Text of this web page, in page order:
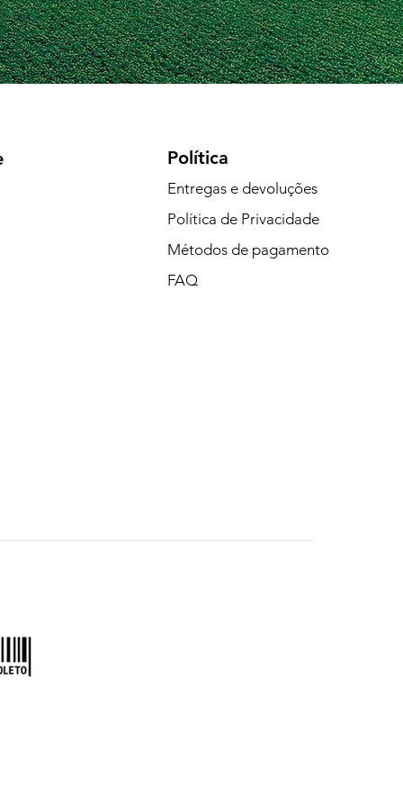
Política
Entregas e devoluções
Política de Privacidade
Métodos de pagamento
FAQ